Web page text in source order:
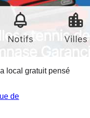
local gratuit pensé
de